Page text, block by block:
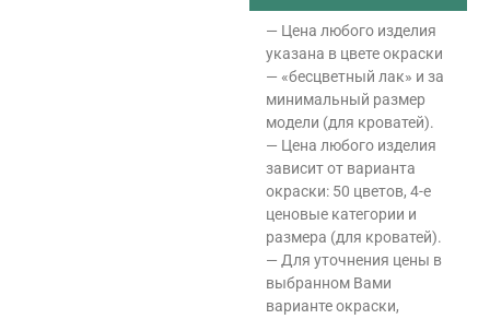
— Цена любого изделия
указана в цвете окраски
— «бесцветный лак» и за
минимальный размер
модели (для кроватей).
— Цена любого изделия
зависит от варианта
окраски: 50 цветов, 4-е
ценовые категории и
размера (для кроватей).
— Для уточнения цены в
выбранном Вами
варианте окраски,